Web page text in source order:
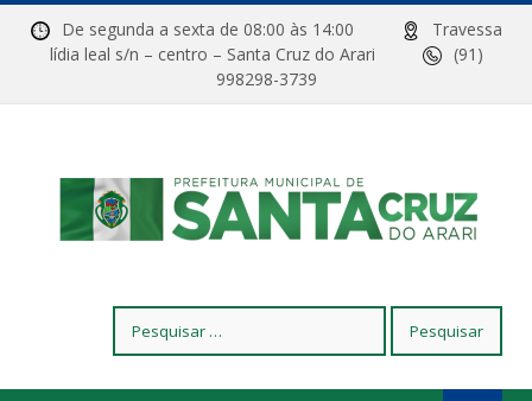
De segunda a sexta de 08:00 às 14:00
Travessa
lídia leal s/n – centro – Santa Cruz do Arari
(91)
998298-3739
por: